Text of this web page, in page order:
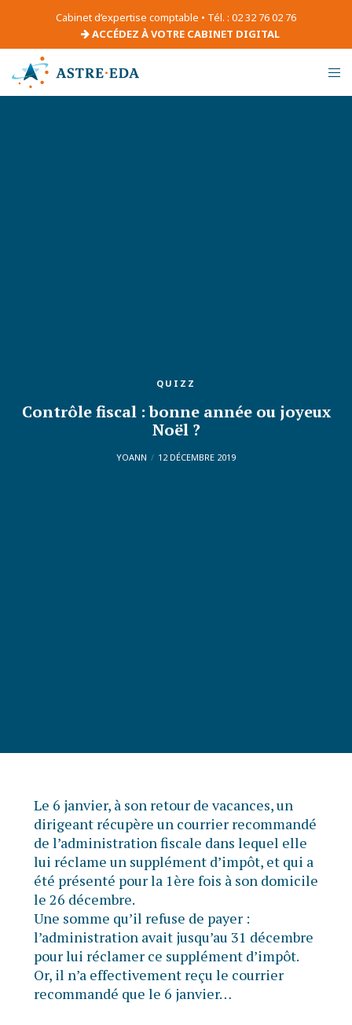
Cabinet d’expertise comptable • Tél. : 02 32 76 02 76
ACCÉDEZ À VOTRE CABINET DIGITAL
QUIZZ
Contrôle fiscal : bonne année ou joyeux
Noël ?
YOANN 12 DÉCEMBRE 2019
Le 6 janvier, à son retour de vacances, un
dirigeant récupère un courrier recommandé
de l’administration fiscale dans lequel elle
lui réclame un supplément d’impôt, et qui a
été présenté pour la 1ère fois à son domicile
le 26 décembre.
Une somme qu’il refuse de payer :
l’administration avait jusqu’au 31 décembre
pour lui réclamer ce supplément d’impôt.
Or, il n’a effectivement reçu le courrier
recommandé que le 6 janvier…